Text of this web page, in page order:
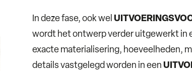
In deze fase, ook wel
wordt het ontwerp verder uitgewerkt in
exacte materialisering, hoeveelheden,
details vastgelegd worden in een